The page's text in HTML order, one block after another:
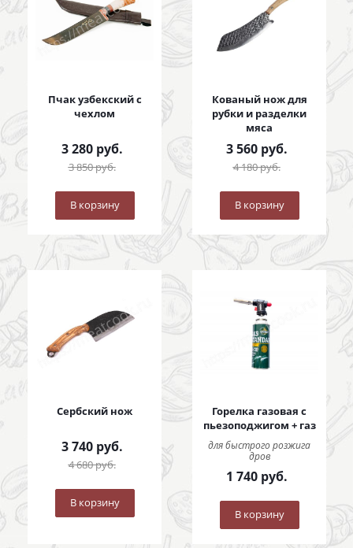
Пчак узбекский с
чехлом
3 280руб.
3 850руб.
В корзину
Кованый нож для
рубки и разделки
мяса
3 560руб.
4 180руб.
В корзину
Сербский нож
3 740руб.
4 680руб.
В корзину
Горелка газовая с
пьезоподжигом + газ
для быстрого розжига
дров
1 740руб.
В корзину